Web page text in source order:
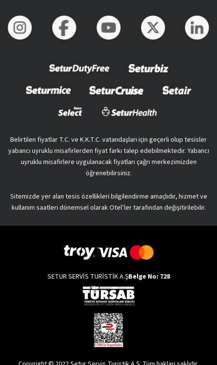
Belirtilen fiyatlar T.C. ve K.K.T.C. vatandaşları için geçerli olup tesisler
yabancı uyruklu misafirlerden fiyat farkı talep edebilmektedir. Yabancı
uyruklu misafirlere uygulanacak fiyatları çağrı merkezimizden
öğrenebilirsiniz.
Sitemizde yer alan tesis özellikleri bilgilendirme amaçlıdır, hizmet ve
kullanım saatleri dönemsel olarak Otel’ler tarafından değişitirilebilir.
SETUR SERVİS TURİSTİK A.ŞBelge No: 728